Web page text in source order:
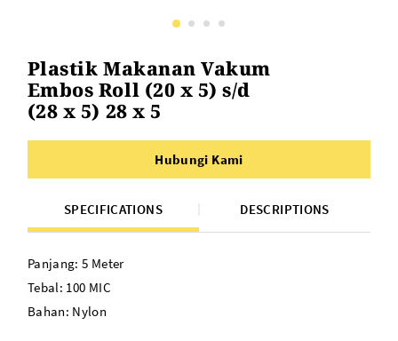
Plastik Makanan Vakum
Embos Roll (20 x 5) s/d
(28 x 5) 28 x 5
Hubungi Kami
SPECIFICATIONS DESCRIPTIONS
Panjang: 5 Meter
Tebal: 100 MIC
Bahan: Nylon